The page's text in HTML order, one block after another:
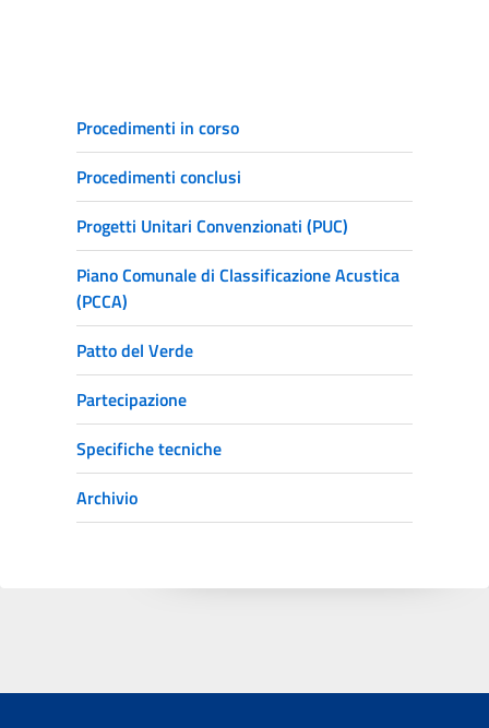
Procedimenti in corso
Procedimenti conclusi
Progetti Unitari Convenzionati (PUC)
Piano Comunale di Classificazione Acustica
(PCCA)
Patto del Verde
Partecipazione
Specifiche tecniche
Archivio